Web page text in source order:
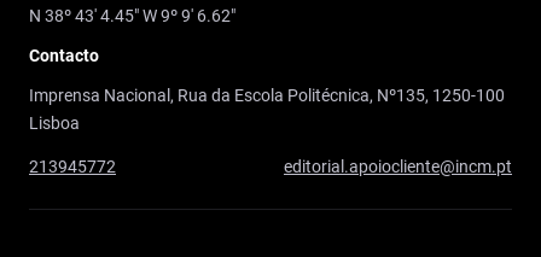
N 38º 43' 4.45" W 9º 9' 6.62"
Contacto
Imprensa Nacional, Rua da Escola Politécnica, Nº135, 1250-100
Lisboa
213945772 editorial.apoiocliente@incm.pt